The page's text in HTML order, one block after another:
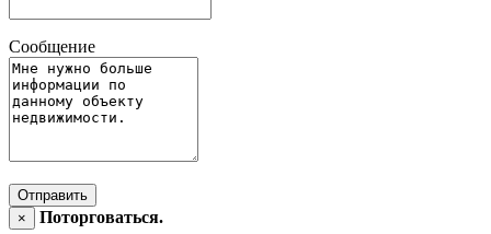
Сообщение
Отправить
×
Поторговаться.